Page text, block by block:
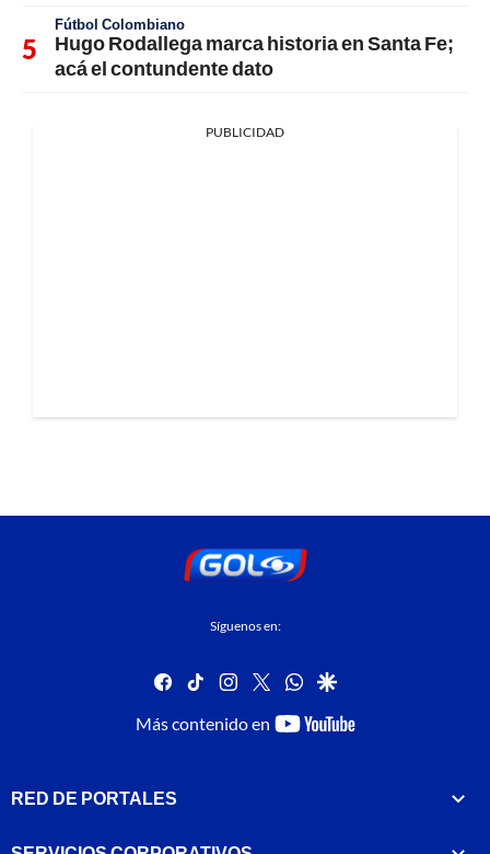
Fútbol Colombiano
Hugo Rodallega marca historia en Santa Fe;
acá el contundente dato
PUBLICIDAD
Síguenos en:
facebook
tiktok instagram
twitterwhatsapp
google
Más contenido en
youtube-
RED DE PORTALES